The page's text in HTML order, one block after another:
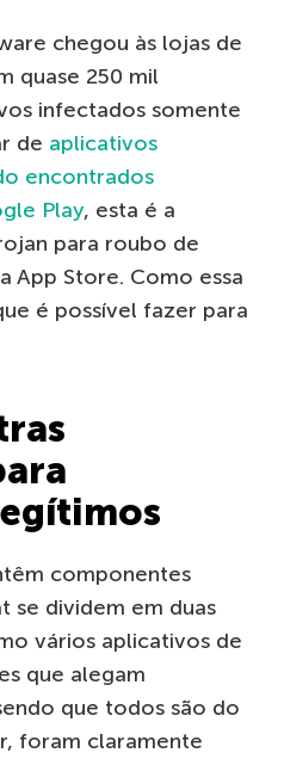
chegou às lojas de
quase 250 mil
infectados somente
de aplicativos
encontrados
Play, esta é a
para roubo de
App Store. Como essa
é possível fazer para
componentes
se dividem em duas
vários aplicativos de
que alegam
que todos são do
foram claramente